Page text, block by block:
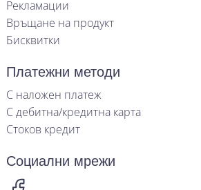
Рекламации
Връщане на продукт
Бисквитки
Платежни методи
С наложен платеж
С дебитна/кредитна карта
Стоков кредит
Социални мрежи